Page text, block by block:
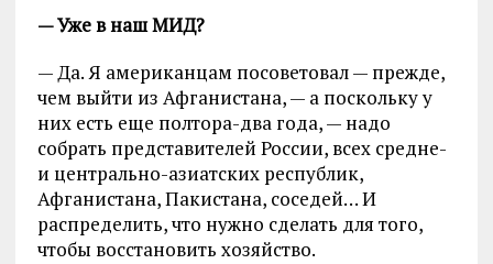
— Уже в наш МИД?
— Да. Я американцам посоветовал — прежде,
чем выйти из Афганистана, — а поскольку у
них есть еще полтора-два года, — надо
собрать представителей России, всех средне-
и центрально-азиатских республик,
Афганистана, Пакистана, соседей… И
распределить, что нужно сделать для того,
чтобы восстановить хозяйство.